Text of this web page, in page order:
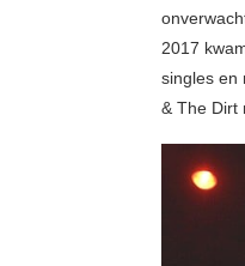
2017
singles en
& The Dirt